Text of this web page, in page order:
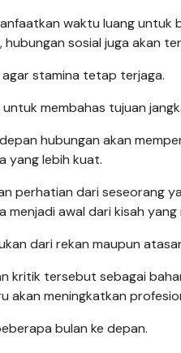
waktu luang untuk
sosial juga akan
stamina tetap terjaga.
membahas tujuan
hubungan akan
yang lebih kuat.
perhatian dari seseorang
menjadi awal dari kisah yang
dari rekan maupun
kritik tersebut sebagai
akan meningkatkan
bulan ke depan.